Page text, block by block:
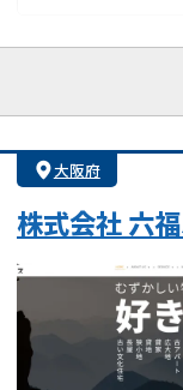
対応が親身
大阪府
株式会社 六